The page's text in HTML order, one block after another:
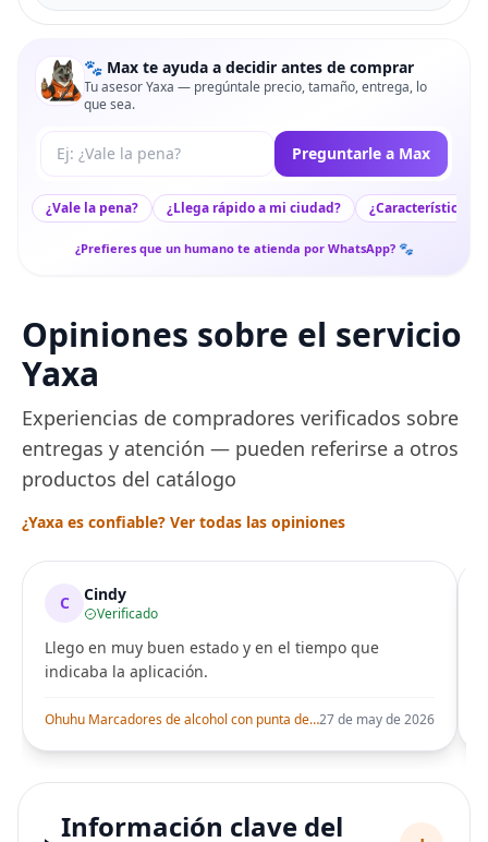
🐾 Max te ayuda a decidir antes de comprar
Tu asesor Yaxa — pregúntale precio, tamaño, entrega, lo
que sea.
Tu pregunta a Max Preguntarle a Max
¿Vale la pena? ¿Llega rápido a mi ciudad? ¿Características
¿Prefieres que un humano te atienda por WhatsApp? 🐾
Opiniones sobre el servicio
Yaxa
Experiencias de compradores verificados sobre
entregas y atención — pueden referirse a otros
productos del catálogo
¿Yaxa es confiable? Ver todas las opiniones
C Cindy
Verificado
Llego en muy buen estado y en el tiempo que
indicaba la aplicación.
Ohuhu Marcadores de alcohol con punta de pincel – Juego de marcadores artísticos de doble punta con certificación AP para artistas adultos27 de may de 2026
Información clave del